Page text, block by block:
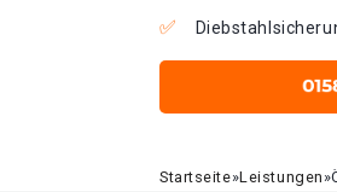
Startseite»Leistungen»